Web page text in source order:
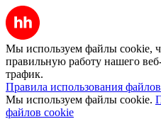
Мы используем файлы cookie,
правильную работу нашего
трафик.
Правила использования
Мы используем файлы cookie.
файлов cookie